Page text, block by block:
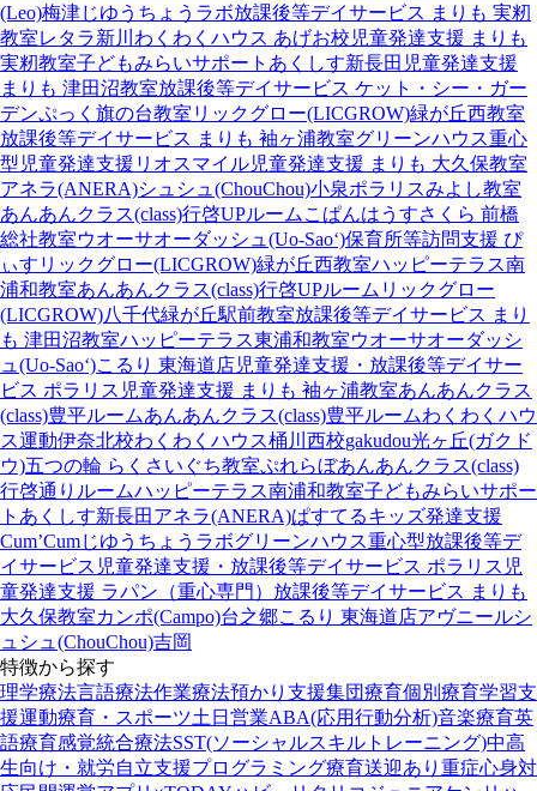
(Leo)梅津じゆうちょうラボ放課後等デイサービス まりも 実籾
教室レタラ新川 わくわくハウス あげお校 児童発達支援 まりも
実籾教室子どもみらいサポートあくしす新長田 児童発達支援
まりも 津田沼教室放課後等デイサービス ケット・シー・ガー
デンぷっく旗の台教室 リックグロー(LICGROW)緑が丘西教室
放課後等デイサービス まりも 袖ヶ浦教室グリーンハウス重心
型児童発達支援 リオスマイル児童発達支援 まりも 大久保教室
アネラ(ANERA)シュシュ(ChouChou)小泉ポラリスみよし教室
あんあんクラス(class)行啓UPルーム こぱんはうすさくら 前橋
総社教室ウオーサオーダッシュ(Uo-Sao‘)保育所等訪問支援 ぴ
ぃす リックグロー(LICGROW)緑が丘西教室ハッピーテラス南
浦和教室あんあんクラス(class)行啓UPルーム リックグロー
(LICGROW)八千代緑が丘駅前教室放課後等デイサービス まり
も 津田沼教室ハッピーテラス東浦和教室ウオーサオーダッシ
ュ(Uo-Sao‘)こるり 東海道店児童発達支援・放課後等デイサー
ビス ポラリス 児童発達支援 まりも 袖ヶ浦教室あんあんクラス
(class)豊平ルームあんあんクラス(class)豊平ルームわくわくハウ
ス運動伊奈北校わくわくハウス桶川西校gakudou光ヶ丘(ガクド
ウ)五つの輪 らくさいぐち教室ぷれらぼあんあんクラス(class)
行啓通りルームハッピーテラス南浦和教室子どもみらいサポー
トあくしす新長田 アネラ(ANERA)ぱすてるキッズ発達支援
Cum’Cumじゆうちょうラボグリーンハウス重心型放課後等デ
イサービス 児童発達支援・放課後等デイサービス ポラリス 児
童発達支援 ラパン（重心専門） 放課後等デイサービス まりも
大久保教室カンポ(Campo)台之郷こるり 東海道店アヴニールシ
ュシュ(ChouChou)吉岡
特徴から探す
理学療法言語療法作業療法預かり支援集団療育個別療育学習支
援運動療育・スポーツ土日営業ABA(応用行動分析)音楽療育英
語療育感覚統合療法SST(ソーシャルスキルトレーニング)中高
生向け・就労自立支援プログラミング療育送迎あり 重症心身対